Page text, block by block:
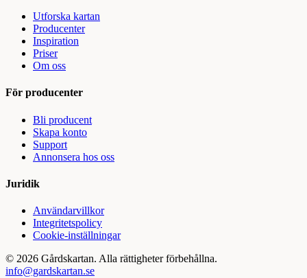
Utforska kartan
Producenter
Inspiration
Priser
Om oss
För producenter
Bli producent
Skapa konto
Support
Annonsera hos oss
Juridik
Användarvillkor
Integritetspolicy
Cookie-inställningar
© 2026 Gårdskartan. Alla rättigheter förbehållna.
info@gardskartan.se